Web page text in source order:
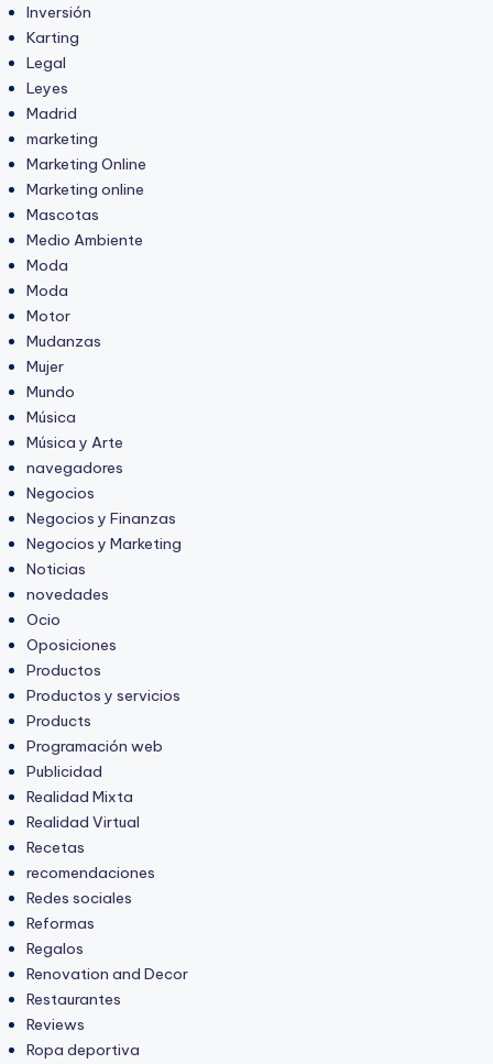
Inversión
Karting
Legal
Leyes
Madrid
marketing
Marketing Online
Marketing online
Mascotas
Medio Ambiente
Moda
Moda
Motor
Mudanzas
Mujer
Mundo
Música
Música y Arte
navegadores
Negocios
Negocios y Finanzas
Negocios y Marketing
Noticias
novedades
Ocio
Oposiciones
Productos
Productos y servicios
Products
Programación web
Publicidad
Realidad Mixta
Realidad Virtual
Recetas
recomendaciones
Redes sociales
Reformas
Regalos
Renovation and Decor
Restaurantes
Reviews
Ropa deportiva